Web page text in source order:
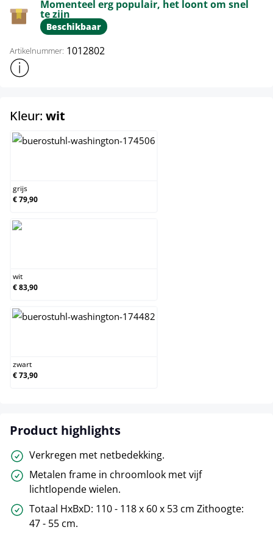
Momenteel erg populair, het loont om snel
te zijn
Beschikbaar
Artikelnummer: 1012802
Toon meer productinformatie
Kleur: wit
grijs
€ 79,90
wit
€ 83,90
zwart
€ 73,90
Product highlights
Verkregen met netbedekking.
Metalen frame in chroomlook met vijf
lichtlopende wielen.
Totaal HxBxD: 110 - 118 x 60 x 53 cm Zithoogte:
47 - 55 cm.